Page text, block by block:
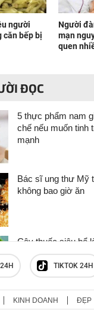
người
căn bếp bị
Người
mạn
quen
ĐỌC
5 thực phẩm nam
chế nếu muốn tinh
mạnh
Bác sĩ ung thư Mỹ
không bao giờ ăn
Cây thuốc siêu bổ
ở chợ quê, nhiều
mà không biết
Người đàn ông suy
TIKTOK 24H
KINH DOANH ĐẸP